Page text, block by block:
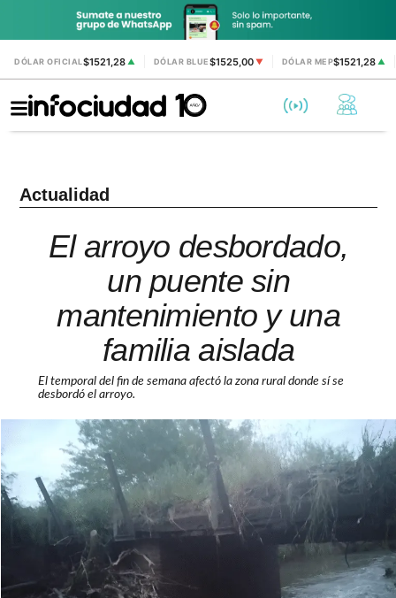
DÓLAR OFICIAL$1521,28 ▲ DÓLAR BLUE$1525,00 ▼ DÓLAR MEP$1521,28▲
Actualidad
El arroyo desbordado,
un puente sin
mantenimiento y una
familia aislada
El temporal del fin de semana afectó la zona rural donde sí se
desbordó el arroyo.